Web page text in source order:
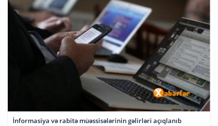
İnformasiya və rabitə müəssisələrinin gəlirləri açıqlanıb